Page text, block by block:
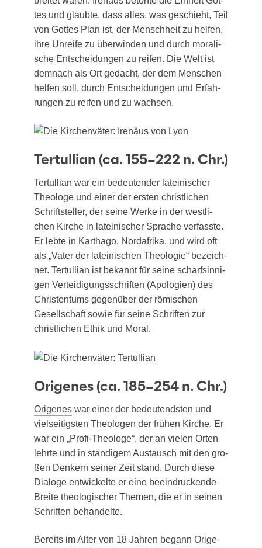
tes und glaub­te, dass alles, was geschieht, Teil
von Got­tes Plan ist, der Mensch­heit zu hel­fen,
ihre Unrei­fe zu über­win­den und durch mora­li­
sche Ent­schei­dun­gen zu rei­fen. Die Welt ist
dem­nach als Ort gedacht, der dem Men­schen
hel­fen soll, durch Ent­schei­dun­gen und Erfah­
run­gen zu rei­fen und zu wachsen.
Tertullian (ca. 155–222 n. Chr.)
Ter­tul­li­an war ein bedeu­ten­der latei­ni­scher
Theo­lo­ge und einer der ers­ten christ­li­chen
Schrift­stel­ler, der sei­ne Wer­ke in der west­li­
chen Kir­che in latei­ni­scher Spra­che ver­fass­te.
Er leb­te in Kar­tha­go, Nord­afri­ka, und wird oft
als „Vater der latei­ni­schen Theo­lo­gie“ bezeich­
net. Ter­tul­li­an ist bekannt für sei­ne scharf­sin­ni­
gen Ver­tei­di­gungs­schrif­ten (Apo­lo­gien) des
Chris­ten­tums gegen­über der römi­schen
Gesell­schaft sowie für sei­ne Schrif­ten zur
christ­li­chen Ethik und Moral.
Origenes (ca. 185–254 n. Chr.)
Orig­e­nes war einer der bedeu­tends­ten und
viel­sei­tigs­ten Theo­lo­gen der frü­hen Kir­che. Er
war ein „Pro­fi-Theo­lo­ge“, der an vie­len Orten
lehr­te und in stän­di­gem Aus­tausch mit den gro­
ßen Den­kern sei­ner Zeit stand. Durch die­se
Dia­lo­ge ent­wi­ckel­te er eine beein­dru­cken­de
Brei­te theo­lo­gi­scher The­men, die er in sei­nen
Schrif­ten behandelte.
Bereits im Alter von 18 Jah­ren begann Orig­e­